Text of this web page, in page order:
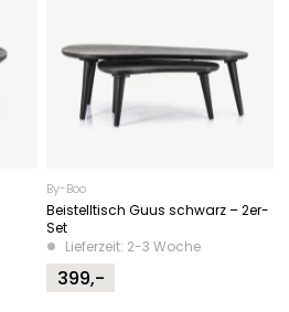
By-Boo
Beistelltisch Guus schwarz – 2er-
Set
Lieferzeit: 2-3 Woche
399,-